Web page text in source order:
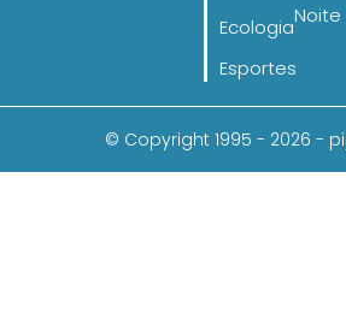
Ecologia
Esportes
Noite
© Copyright 1995 - 2026 -